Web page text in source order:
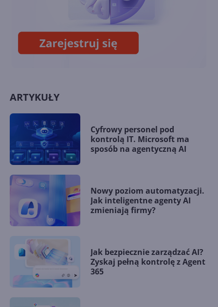
Xbox Series X w wersji bez
napędu?
ARTYKUŁY
Cyfrowy personel pod
kontrolą IT. Microsoft ma
sposób na agentyczną AI
Nowy poziom automatyzacji.
Jak inteligentne agenty AI
zmieniają firmy?
Jak bezpiecznie zarządzać AI?
Zyskaj pełną kontrolę z Agent
365